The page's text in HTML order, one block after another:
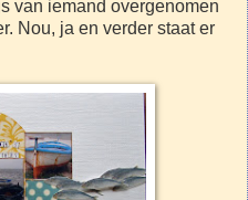
van iemand overgenomen
Nou, ja en verder staat er